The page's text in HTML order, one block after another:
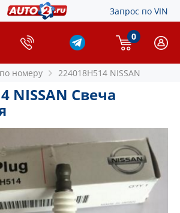
Запрос по VIN
0
номеру 224018H514 NISSAN
NISSAN Свеча